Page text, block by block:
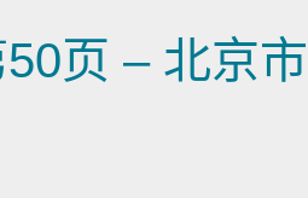
页 – 北京